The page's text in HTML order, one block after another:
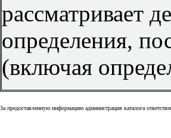
рассматривает
определения,
(включая
За предоставленную информацию администрация каталога